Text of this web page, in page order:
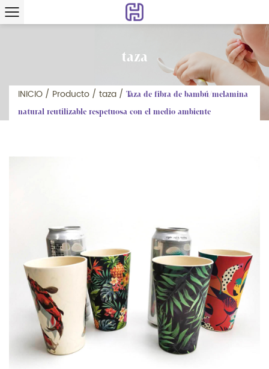
taza
INICIO / Producto / taza / Taza de fibra de bambú/melamina
natural reutilizable respetuosa con el medio ambiente